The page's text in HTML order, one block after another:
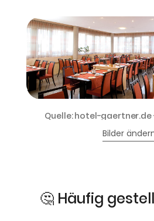
Quelle: hotel-
Bilder
🤔 Häufig